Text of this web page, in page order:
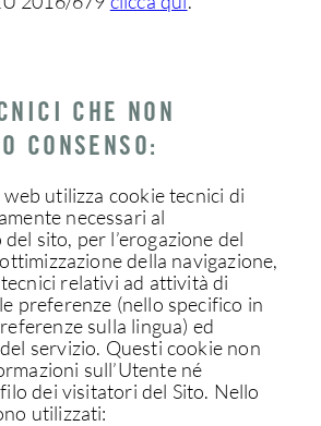
CHE NON
CONSENSO:
utilizza cookie tecnici di
necessari al
sito, per l’erogazione del
della navigazione,
relativi ad attività di
preferenze (nello specifico in
sulla lingua) ed
servizio. Questi cookie non
sull’Utente né
dei visitatori del Sito. Nello
utilizzati: